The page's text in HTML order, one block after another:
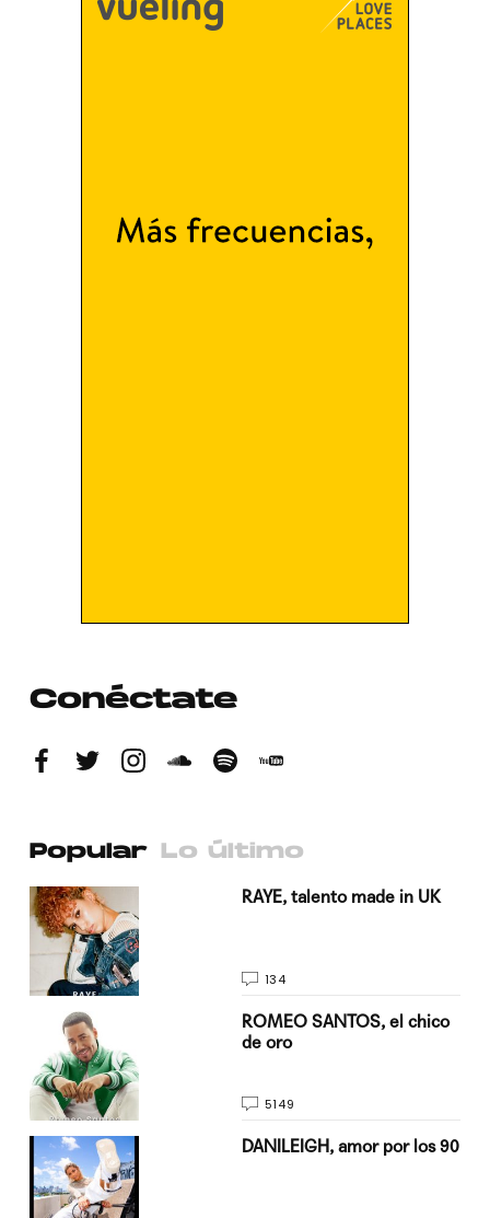
Conéctate
Popular Lo último
RAYE, talento made in UK
134
ROMEO SANTOS, el chico
de oro
5149
DANILEIGH, amor por los 90